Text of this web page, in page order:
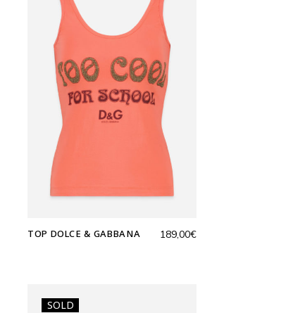
TOP DOLCE & GABBANA 189,00€
SOLD